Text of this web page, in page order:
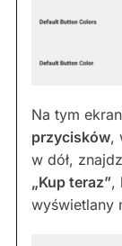
Na tym
przycisków,
w dół,
„Kup teraz”,
wyświetlany